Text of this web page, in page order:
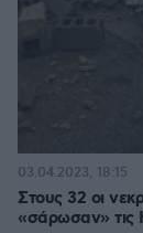
Στους 32 οι
«σάρωσαν» τις
03.04.2023, 18:15